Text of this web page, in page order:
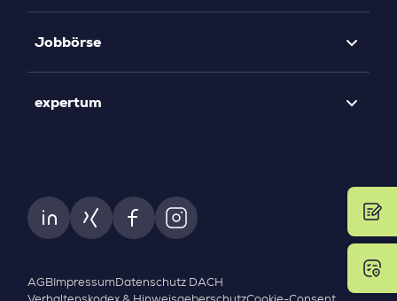
Jobbörse
expertum
AGB Impressum Datenschutz DACH